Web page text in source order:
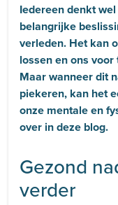
Iedereen denkt
belangrijke
verleden. Het kan
lossen en ons
Maar wanneer dit
piekeren, kan het
onze mentale en
over in deze blog.
Gezond
verder